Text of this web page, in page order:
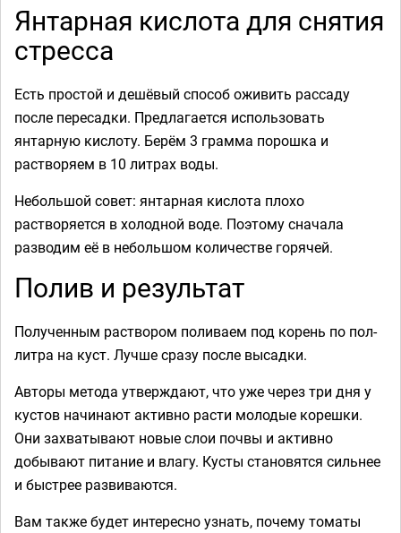
Янтарная кислота для снятия
стресса
Есть простой и дешёвый способ оживить рассаду
после пересадки. Предлагается использовать
янтарную кислоту. Берём 3 грамма порошка и
растворяем в 10 литрах воды.
Небольшой совет: янтарная кислота плохо
растворяется в холодной воде. Поэтому сначала
разводим её в небольшом количестве горячей.
Полив и результат
Полученным раствором поливаем под корень по пол-
литра на куст. Лучше сразу после высадки.
Авторы метода утверждают, что уже через три дня у
кустов начинают активно расти молодые корешки.
Они захватывают новые слои почвы и активно
добывают питание и влагу. Кусты становятся сильнее
и быстрее развиваются.
Вам также будет интересно узнать, почему томаты